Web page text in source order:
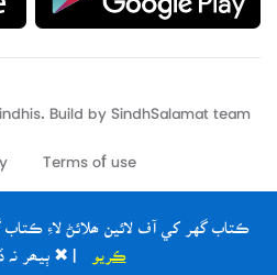
ڪتاب گهر کي آف لائين ھلائڻ لاءِ
| ✖ ٻيھر نہ
Build by
Terms of use